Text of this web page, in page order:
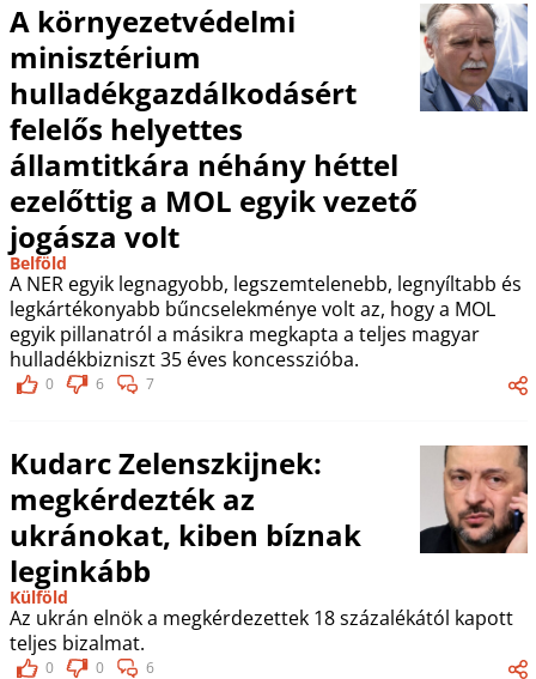
A környezetvédelmi
minisztérium
hulladékgazdálkodásért
felelős helyettes
államtitkára néhány héttel
ezelőttig a MOL egyik vezető
jogásza volt
Belföld
A NER egyik legnagyobb, legszemtelenebb, legnyíltabb és
legkártékonyabb bűncselekménye volt az, hogy a MOL
egyik pillanatról a másikra megkapta a teljes magyar
hulladékbizniszt 35 éves koncesszióba.
0 6 7
Kudarc Zelenszkijnek:
megkérdezték az
ukránokat, kiben bíznak
leginkább
Külföld
Az ukrán elnök a megkérdezettek 18 százalékától kapott
teljes bizalmat.
0 0 6